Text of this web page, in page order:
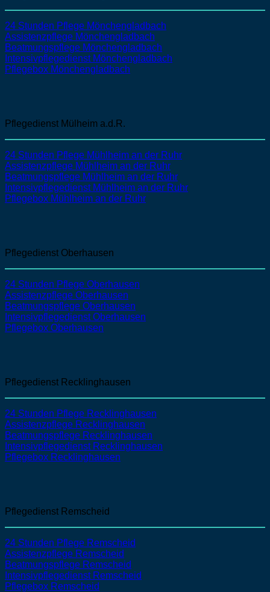
24 Stunden Pflege Mönchengladbach
Assistenzpflege Mönchengladbach
Beatmungspflege Mönchengladbach
Intensivpflegedienst Mönchengladbach
Pflegebox Mönchengladbach
Pflegedienst Mülheim a.d.R.
24 Stunden Pflege Mühlheim an der Ruhr
Assistenzpflege Mühlheim an der Ruhr
Beatmungspflege Mühlheim an der Ruhr
Intensivpflegedienst Mühlheim an der Ruhr
Pflegebox Mühlheim an der Ruhr
Pflegedienst Oberhausen
24 Stunden Pflege Oberhausen
Assistenzpflege Oberhausen
Beatmungspflege Oberhausen
IntensivpflegedienstOberhausen
Pflegebox Oberhausen
Pflegedienst Recklinghausen
24 Stunden Pflege Recklinghausen
Assistenzpflege Recklinghausen
Beatmungspflege Recklinghausen
Intensivpflegedienst Recklinghausen
Pflegebox Recklinghausen
Pflegedienst Remscheid
24 Stunden Pflege Remscheid
Assistenzpflege Remscheid
Beatmungspflege Remscheid
Intensivpflegedienst Remscheid
Pflegebox Remscheid